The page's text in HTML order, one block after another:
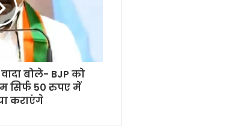
वादा बोले- BJP को
सिर्फ 50 रुपए में
कराएंगे